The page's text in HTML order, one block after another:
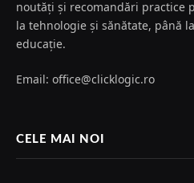
noutăți și recomandări practice
la tehnologie și sănătate, până
educație.
Email: office@clicklogic.ro
CELE MAI NOI